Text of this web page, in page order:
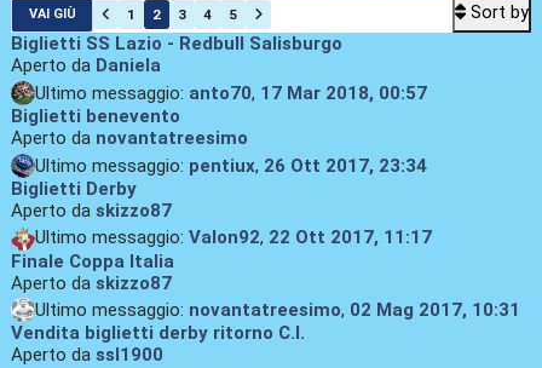
VAI GIÙ 1 2 3 4 5
Sort by
Biglietti SS Lazio - Redbull Salisburgo
Aperto da Daniela
Ultimo messaggio: anto70, 17 Mar 2018, 00:57
Biglietti benevento
Aperto da novantatreesimo
Ultimo messaggio: pentiux, 26 Ott 2017, 23:34
Biglietti Derby
Aperto da skizzo87
Ultimo messaggio: Valon92, 22 Ott 2017, 11:17
Finale Coppa Italia
Aperto da skizzo87
Ultimo messaggio: novantatreesimo, 02 Mag 2017, 10:31
Vendita biglietti derby ritorno C.I.
Aperto da ssl1900